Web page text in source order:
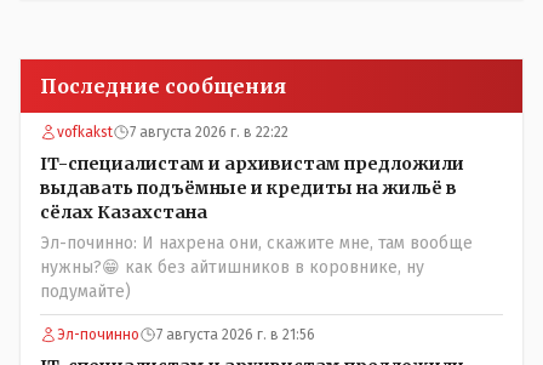
Последние сообщения
vofkakst 7 августа 2026 г. в 22:22
IT-специалистам и архивистам предложили
выдавать подъёмные и кредиты на жильё в
сёлах Казахстана
Эл-починно: И нахрена они, скажите мне, там вообще
нужны?😁 как без айтишников в коровнике, ну
подумайте)
Эл-починно 7 августа 2026 г. в 21:56